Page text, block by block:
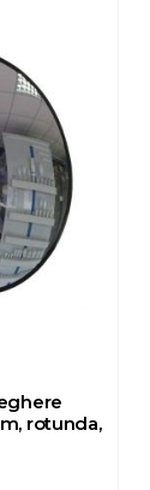
rotunda,